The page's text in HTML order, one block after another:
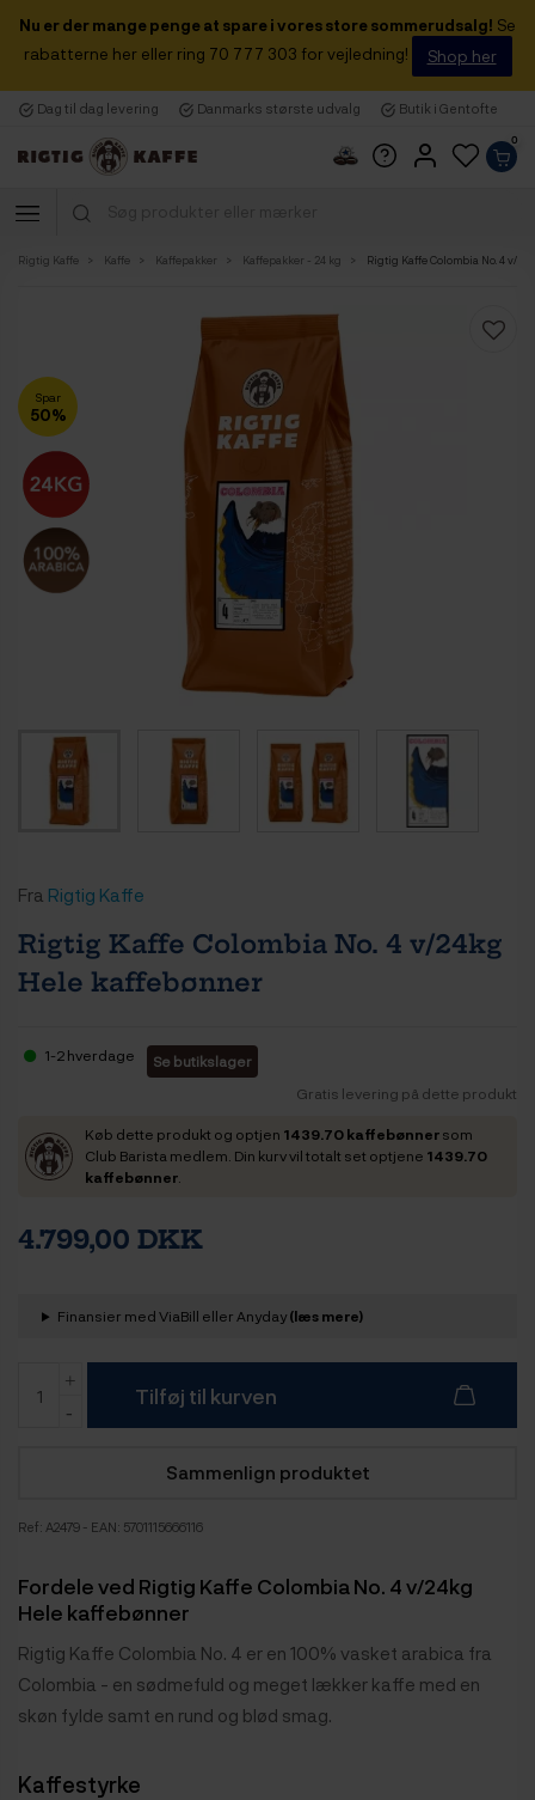
Nu er der mange penge at spare i vores store sommerudsalg! Se
rabatterne her eller ring 70 777 303 for vejledning!
Shop her
Dag til dag levering Danmarks største udvalg Butik i Gentofte
0
Rigtig Kaffe Kaffe Kaffepakker Kaffepakker - 24 kg Rigtig Kaffe Colombia No. 4 v/
Spar
50%
Fra Rigtig Kaffe
Rigtig Kaffe Colombia No. 4 v/24kg
Hele kaffebønner
1-2 hverdage
Se butikslager
Gratis levering på dette produkt
Køb dette produkt og optjen 1439.70 kaffebønnersom
Club Barista medlem. Din kurv vil totalt set optjene 1439.70
kaffebønner
4.799,00 DKK
Finansier med ViaBill eller Anyday(læs mere)
Tilføj til kurven
Sammenlign produktet
Ref: A2479 - EAN: 5701115666116
Fordele ved Rigtig Kaffe Colombia No. 4 v/24kg
Hele kaffebønner
Rigtig Kaffe Colombia No. 4 er en 100% vasket arabica fra
Colombia - en sødmefuld og meget lækker kaffe med en
skøn fylde samt en rund og blød smag.
Kaffestyrke